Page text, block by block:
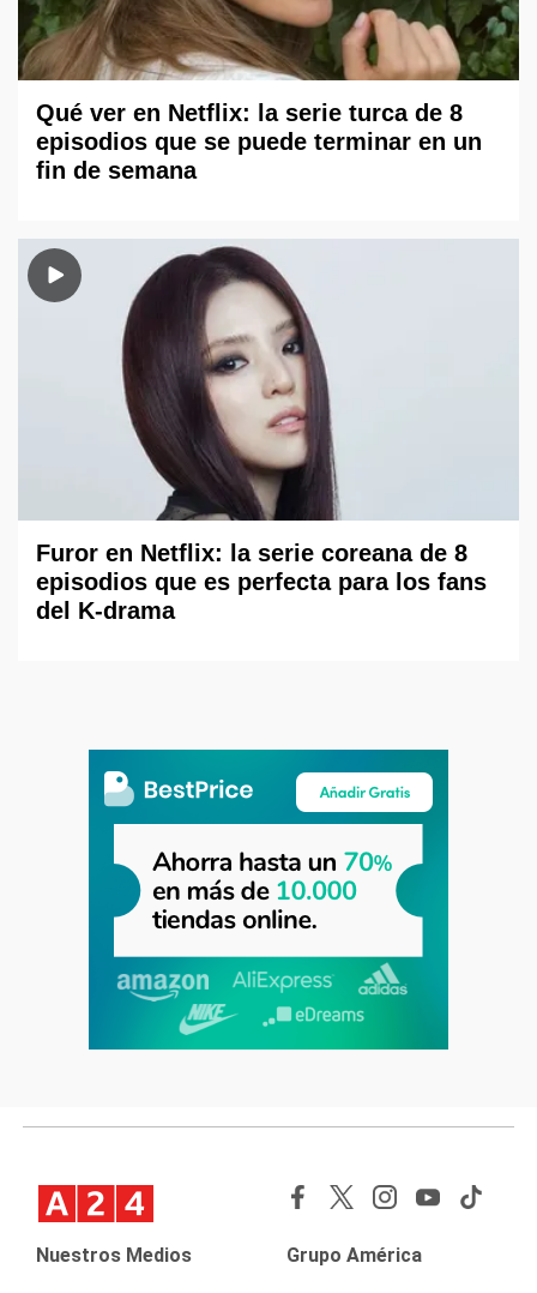
Qué ver en Netflix: la serie turca de 8
episodios que se puede terminar en un
fin de semana
Furor en Netflix: la serie coreana de 8
episodios que es perfecta para los fans
del K-drama
Nuestros Medios Grupo América